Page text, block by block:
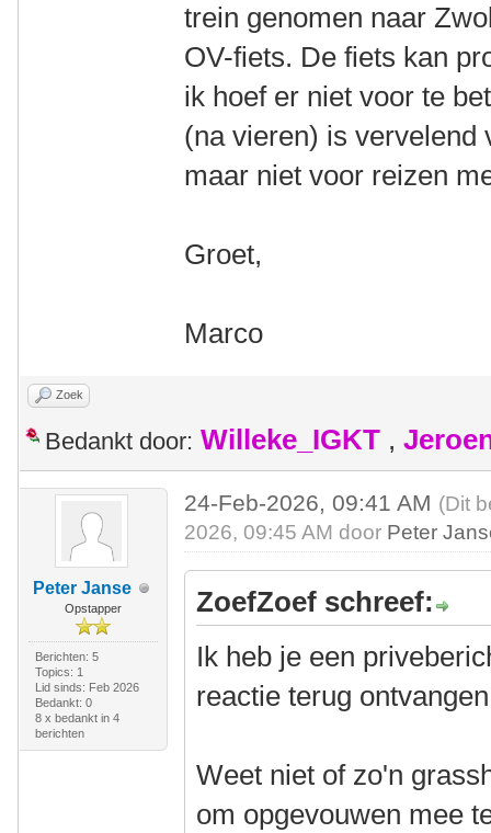
trein genomen naar
OV-fiets. De fiets kan
ik hoef er niet voor te
(na vieren) is vervelend
maar niet voor reizen
Groet,
Marco
Zoek
Bedankt door: Willeke_IGKT ,
Peter Janse
Opstapper
Berichten: 5
Topics: 1
Lid sinds: Feb 2026
Bedankt: 0
8 x bedankt in 4
berichten
24-Feb-2026, 09:41 AM (Dit
2026, 09:45 AM door Peter
ZoefZoef schreef:
Ik heb je een
reactie terug
Weet niet of zo'n
om opgevouwen mee